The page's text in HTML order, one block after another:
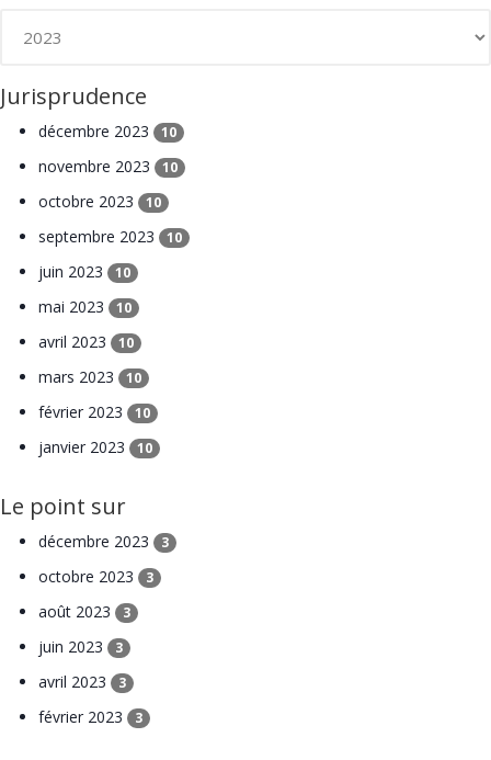
Jurisprudence
décembre 2023 10
novembre 2023 10
octobre 2023 10
septembre 2023 10
juin 2023 10
mai 2023 10
avril 2023 10
mars 2023 10
février 2023 10
janvier 2023 10
Le point sur
décembre 2023 3
octobre 2023 3
août 2023 3
juin 2023 3
avril 2023 3
février 2023 3